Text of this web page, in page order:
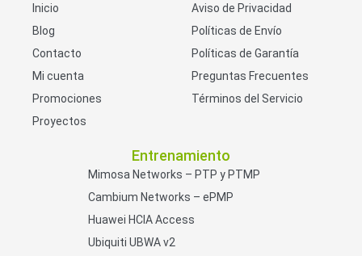
Inicio
Blog
Contacto
Mi cuenta
Promociones
Proyectos
Aviso de Privacidad
Políticas de Envío
Políticas de Garantía
Preguntas Frecuentes
Términos del Servicio
Entrenamiento
Mimosa Networks – PTP y PTMP
Cambium Networks – ePMP
Huawei HCIA Access
Ubiquiti UBWA v2